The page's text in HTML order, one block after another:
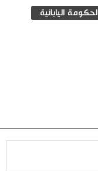
الحكومة اليابانية